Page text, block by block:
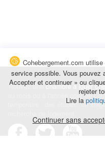
Trouvez unechambre à louer
au mois ou à l'année pour de
temporaire : des études, un
Cohebergement.com
service possible. Vous pouvez
Accepter et continuer » ou
rejeter
Lire la
Continuer sans